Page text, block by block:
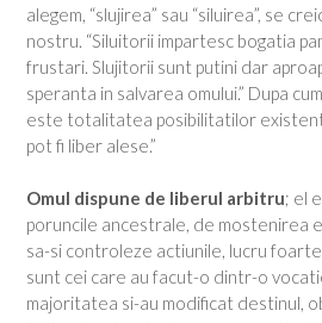
alegem, “slujirea” sau “siluirea”, se
nostru. “Siluitorii impartesc bogatia
frustari. Slujitorii sunt putini dar
speranta in salvarea omului.” Dupa
este totalitatea posibilitatilor
pot fi liber alese.”
Omul dispune de liberul arbitru; el
poruncile ancestrale, de mostenirea
sa-si controleze actiunile, lucru
sunt cei care au facut-o dintr-o
majoritatea si-au modificat destinul,